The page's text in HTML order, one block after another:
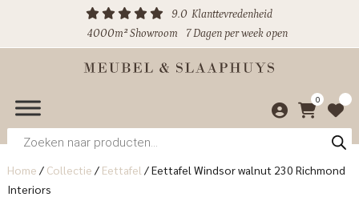
9.0 Klanttevredenheid
4000m² Showroom
7 Dagen per week open
0
Producten
zoeken
Home / Collectie / Eettafel /Eettafel Windsor walnut 230 Richmond
Interiors